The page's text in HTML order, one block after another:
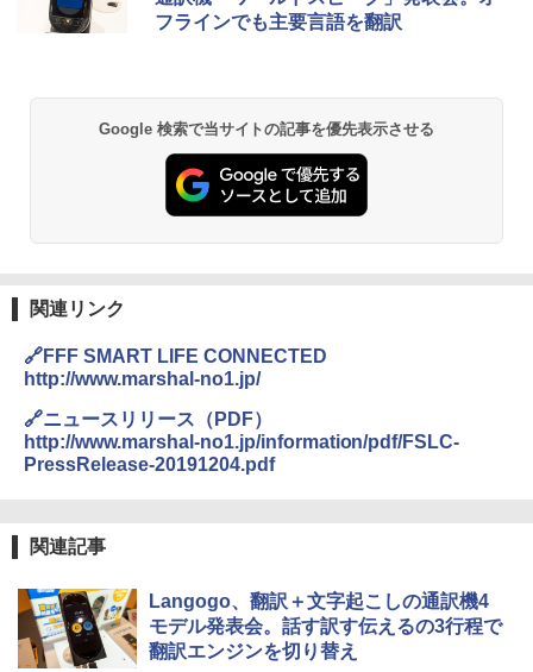
フラインでも主要言語を翻訳
Google 検索で当サイトの記事を優先表示させる
関連リンク
🔗FFF SMART LIFE CONNECTED
http://www.marshal-no1.jp/
🔗ニュースリリース（PDF）
http://www.marshal-no1.jp/information/pdf/FSLC-
PressRelease-20191204.pdf
関連記事
Langogo、翻訳＋文字起こしの通訳機4
モデル発表会。話す訳す伝えるの3行程で
翻訳エンジンを切り替え